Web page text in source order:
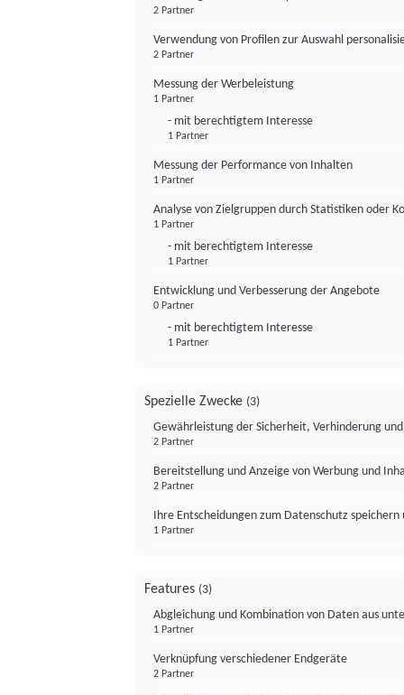
2 Partner
Verwendung von Profilen zur Auswahl
2 Partner
Messung der Werbeleistung
1 Partner
- mit berechtigtem Interesse
1 Partner
Messung der Performance von Inhalten
1 Partner
Analyse von Zielgruppen durch Statistiken oder
1 Partner
- mit berechtigtem Interesse
1 Partner
Entwicklung und Verbesserung der Angebote
0 Partner
- mit berechtigtem Interesse
1 Partner
Spezielle Zwecke (3)
Gewährleistung der Sicherheit, Verhinderung
2 Partner
Bereitstellung und Anzeige von Werbung und
2 Partner
Ihre Entscheidungen zum Datenschutz
1 Partner
Features (3)
Abgleichung und Kombination von Daten aus
1 Partner
Verknüpfung verschiedener Endgeräte
2 Partner